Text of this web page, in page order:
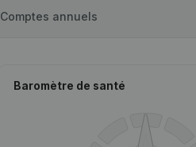
Comptes annuels
Baromètre de santé